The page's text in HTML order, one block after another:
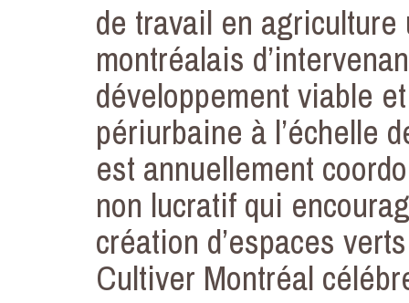
de travail en
montréalais
développement viable
périurbaine à l’échelle
est annuellement
non lucratif qui
création d’espaces
Cultiver Montréal